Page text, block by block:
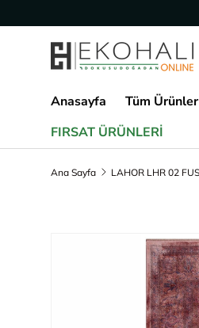
İçeriğe geç
Anasayfa Tüm Ürünler
FIRSAT ÜRÜNLERİ
Ana Sayfa
Ürün bilgisine geç